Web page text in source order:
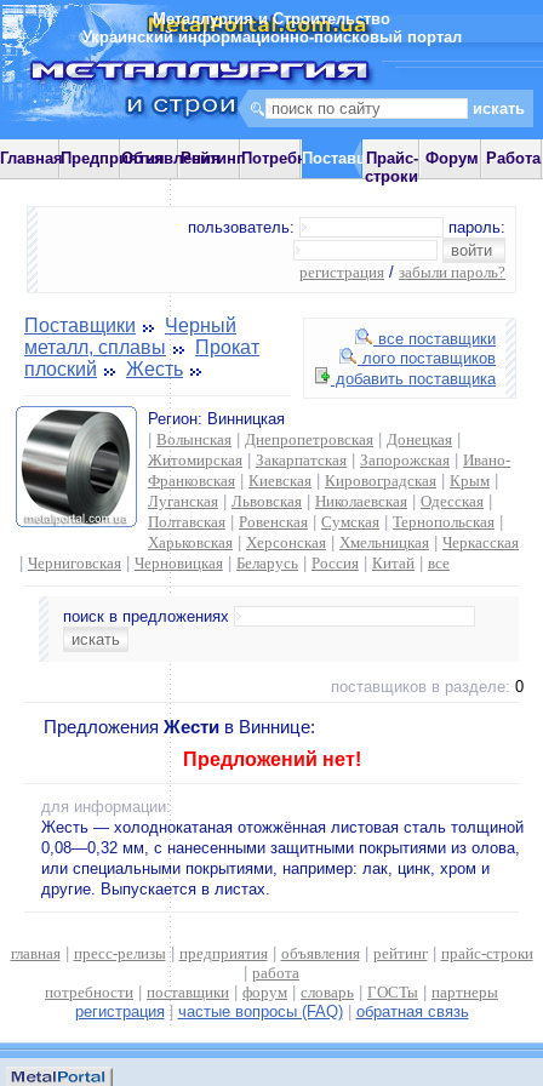
Металлургия и Строительство
Украинский информационно-поисковый портал
ГлавнаяПредприятияОбъявления
РейтингПотребностиПоставщики
Прайс-
строки
Форум Работа
пользователь: пароль:
регистрация / забыли пароль?
все поставщики
лого поставщиков
добавить поставщика
Поставщики
Черный
металл, сплавы
Прокат
плоский
Жесть
Регион: Винницкая
Волынская Днепропетровская Донецкая
Житомирская
Закарпатская Запорожская
Ивано-
Франковская
Киевская Кировоградская Крым
Луганская
Львовская Николаевская Одесская
Полтавская
Ровенская Сумская Тернопольская
Харьковская
Херсонская Хмельницкая
Черкасская
Черниговская Черновицкая Беларусь Россия Китай все
поиск в предложениях
поставщиков в разделе: 0
Предложения Жести в Виннице:
Предложений нет!
для информации:
Жесть — холоднокатаная отожжённая листовая сталь толщиной
0,08—0,32 мм, с нанесенными защитными покрытиями из олова,
или специальными покрытиями, например: лак, цинк, хром и
другие. Выпускается в листах.
главная| пресс-релизы | предприятия| объявления| рейтинг| прайс-строки
работа
потребности
поставщики форум словарь ГОСТы
партнеры
регистрация| частые вопросы (FAQ)| обратная связь